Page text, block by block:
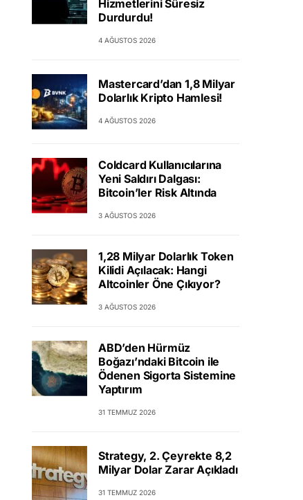
Hizmetlerini Süresiz
Durdurdu!
4 AĞUSTOS 2026
Mastercard’dan 1,8 Milyar
Dolarlık Kripto Hamlesi!
4 AĞUSTOS 2026
Coldcard Kullanıcılarına
Yeni Saldırı Dalgası:
Bitcoin’ler Risk Altında
3 AĞUSTOS 2026
1,28 Milyar Dolarlık Token
Kilidi Açılacak: Hangi
Altcoinler Öne Çıkıyor?
3 AĞUSTOS 2026
ABD’den Hürmüz
Boğazı’ndaki Bitcoin ile
Ödenen Sigorta Sistemine
Yaptırım
31 TEMMUZ 2026
Strategy, 2. Çeyrekte 8,2
Milyar Dolar Zarar Açıkladı
31 TEMMUZ 2026